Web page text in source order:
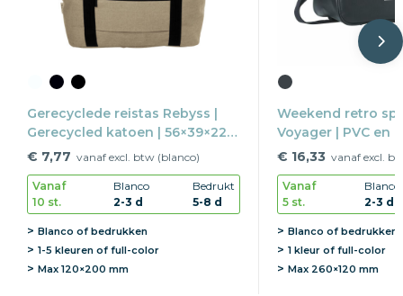
Gerecyclede reistas Rebyss |
Gerecycled katoen | 56×39×22
cm | Met trolleyband
€ 7,77 vanaf excl. btw (blanco)
Vanaf
10 st.
Blanco
2-3 d
Bedrukt
5-8 d
Blanco of bedrukken
1-5 kleuren of full-color
Max 120×200 mm
Weekend retro
Voyager | PVC en
cm | Met
€ 16,33 vanaf excl.
Vanaf
5 st.
Blanco
2-3 d
Blanco of bedrukken
1 kleur of full-color
Max 260×120 mm